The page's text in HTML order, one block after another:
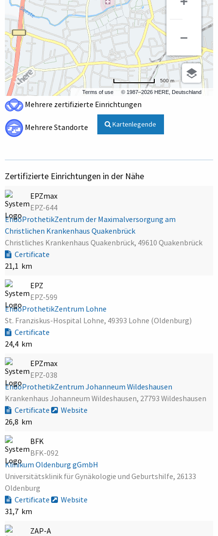
Terms of use © 1987–2026 HERE, Deutschland
500 m
Mehrere zertifizierte Einrichtungen
Mehrere Standorte Kartenlegende
Zertifizierte Einrichtungen in der Nähe
EPZmax
EPZ-644
EndoProthetikZentrum der Maximalversorgung am
Christlichen Krankenhaus Quakenbrück
Christliches Krankenhaus Quakenbrück, 49610 Quakenbrück
Certificate
21,1 km
EPZ
EPZ-599
EndoProthetikZentrum Lohne
St. Franziskus-Hospital Lohne, 49393 Lohne (Oldenburg)
Certificate
24,4 km
EPZmax
EPZ-038
EndoProthetikZentrum Johanneum Wildeshausen
Krankenhaus Johanneum Wildeshausen, 27793 Wildeshausen
Certificate
Website
26,8 km
BFK
BFK-092
Klinikum Oldenburg gGmbH
Universitätsklinik für Gynäkologie und Geburtshilfe, 26133
Oldenburg
Certificate
Website
31,7 km
ZAP-A